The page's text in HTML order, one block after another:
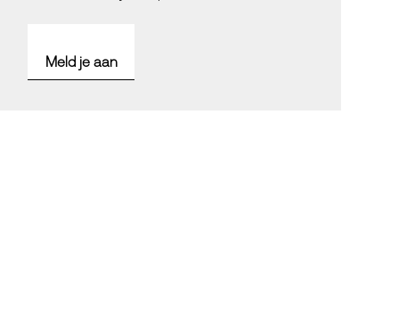
Meld je aan